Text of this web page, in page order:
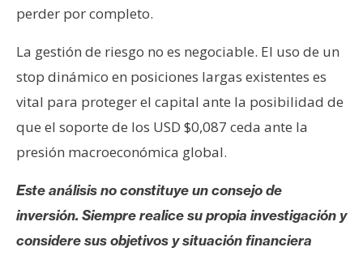
perder por completo.
La gestión de riesgo no es negociable. El uso de un
stop dinámico en posiciones largas existentes es
vital para proteger el capital ante la posibilidad de
que el soporte de los USD $0,087 ceda ante la
presión macroeconómica global.
Este análisis no constituye un consejo de
inversión. Siempre realice su propia investigación y
considere sus objetivos y situación financiera